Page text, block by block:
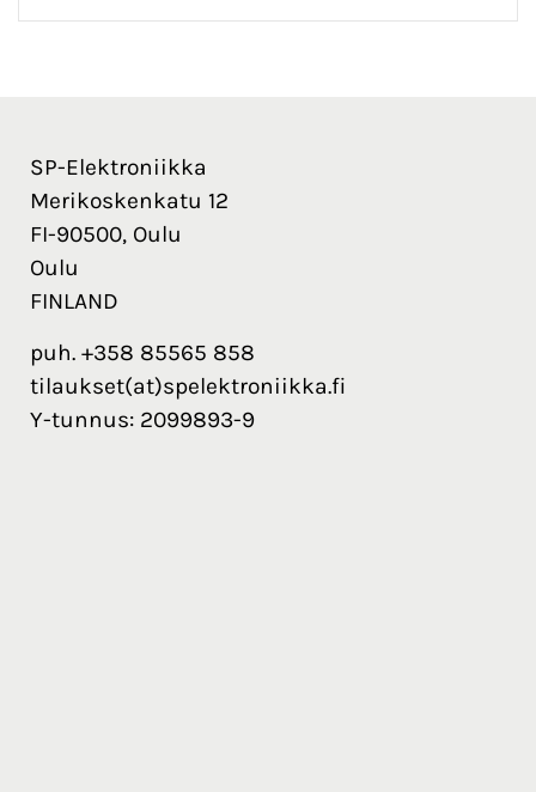
SP-Elektroniikka
Merikoskenkatu 12
FI-90500, Oulu
Oulu
FINLAND
puh. +358 85565 858
tilaukset(at)spelektroniikka.fi
Y-tunnus: 2099893-9